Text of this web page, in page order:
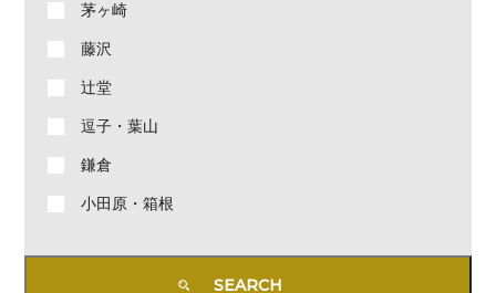
茅ヶ崎
藤沢
辻堂
逗子・葉山
鎌倉
小田原・箱根